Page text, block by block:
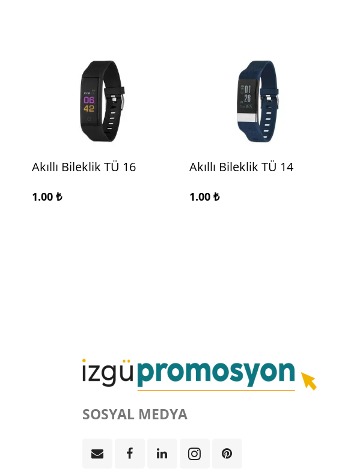
Akıllı Bileklik TÜ 16
1.00 ₺
Akıllı Bileklik TÜ 14
1.00 ₺
SOSYAL MEDYA